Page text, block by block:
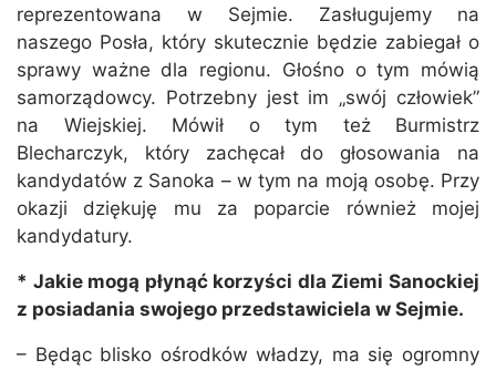
reprezentowana w Sejmie. Zasługujemy na
naszego Posła, który skutecznie będzie zabiegał o
sprawy ważne dla regionu. Głośno o tym mówią
samorządowcy. Potrzebny jest im „swój człowiek”
na Wiejskiej. Mówił o tym też Burmistrz
Blecharczyk, który zachęcał do głosowania na
kandydatów z Sanoka – w tym na moją osobę. Przy
okazji dziękuję mu za poparcie również mojej
kandydatury.
* Jakie mogą płynąć korzyści dla Ziemi Sanockiej
z posiadania swojego przedstawiciela w Sejmie.
– Będąc blisko ośrodków władzy, ma się ogromny